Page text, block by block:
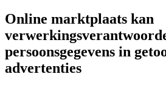
Digital, Inform Media Press), https://
delex.cshark.nl/artikelen/online-
verwerkingsverantwoordelijke-zijn-door-
getoonde-advertenties
Online marktplaats kan
persoonsgegevens in
advertenties